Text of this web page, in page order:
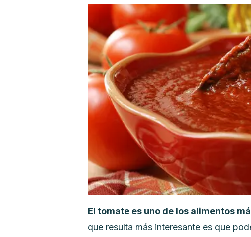
El tomate es uno de los alimentos
que resulta más interesante es que